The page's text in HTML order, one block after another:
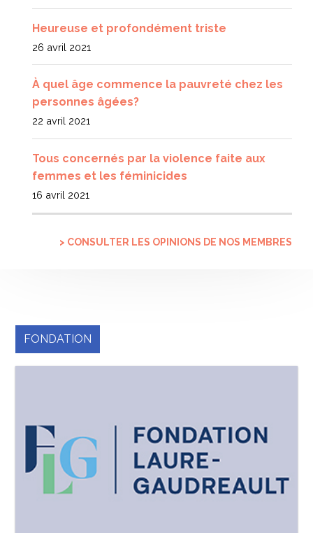
Heureuse et profondément triste
26 avril 2021
À quel âge commence la pauvreté chez les
personnes âgées?
22 avril 2021
Tous concernés par la violence faite aux
femmes et les féminicides
16 avril 2021
> CONSULTER LES OPINIONS DE NOS MEMBRES
FONDATION